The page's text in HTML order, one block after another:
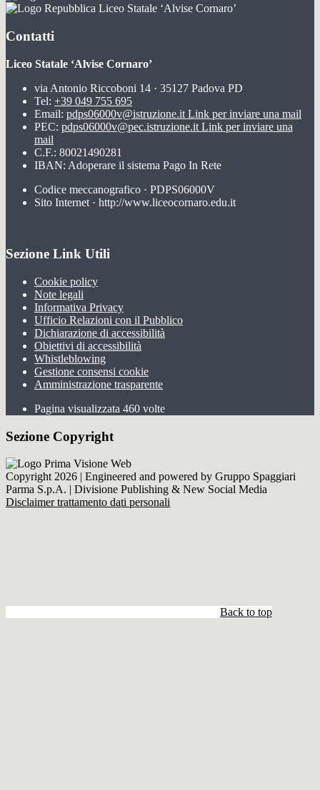
Liceo Statale ‘Alvise Cornaro’
Contatti
Liceo Statale ‘Alvise Cornaro’
via Antonio Riccoboni 14 · 35127 Padova PD
Tel: +39 049 755 695
Email: pdps06000v@istruzione.it Link per inviare una mail
PEC: pdps06000v@pec.istruzione.it Link per inviare una
mail
C.F.: 80021490281
IBAN: Adoperare il sistema Pago In Rete
Codice meccanografico · PDPS06000V
Sito Internet · http://www.liceocornaro.edu.it
Sezione Link Utili
Cookie policy
Note legali
Informativa Privacy
Ufficio Relazioni con il Pubblico
Dichiarazione di accessibilità
Obiettivi di accessibilità
Whistleblowing
Gestione consensi cookie
Amministrazione trasparente
Pagina visualizzata 460 volte
Sezione Copyright
Copyright 2026 | Engineered and powered by Gruppo Spaggiari
Parma S.p.A. | Divisione Publishing & New Social Media
Disclaimer trattamento dati personali
Back to top